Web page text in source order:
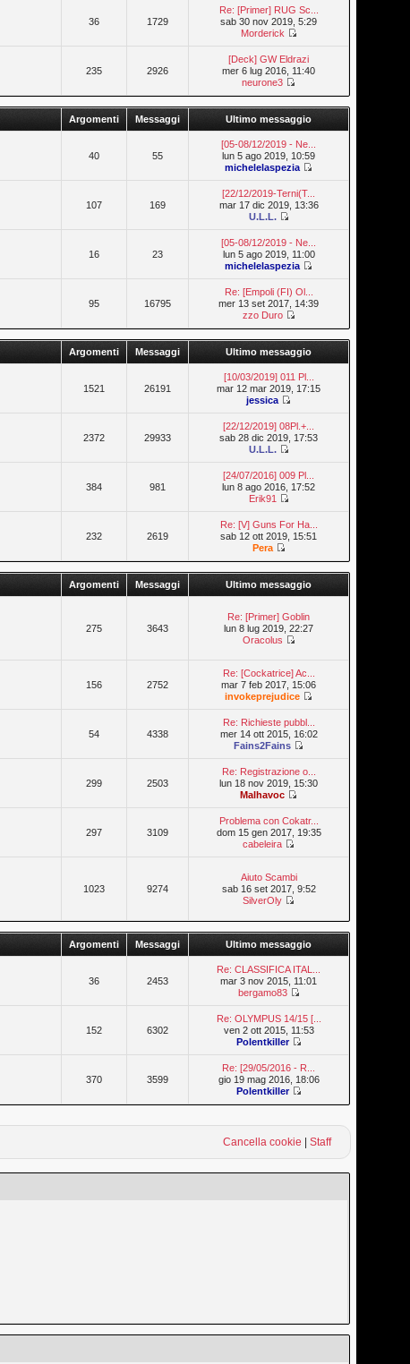
36 1729
Re: [Primer] RUG Sc...
sab 30 nov 2019, 5:29
Morderick
235 2926
[Deck] GW Eldrazi
mer 6 lug 2016, 11:40
neurone3
Argomenti Messaggi Ultimo messaggio
40 55
[05-08/12/2019 - Ne...
lun 5 ago 2019, 10:59
michelelaspezia
107 169
[22/12/2019-Terni(T...
mar 17 dic 2019, 13:36
U.L.L.
16 23
[05-08/12/2019 - Ne...
lun 5 ago 2019, 11:00
michelelaspezia
95 16795
Re: [Empoli (FI) Ol...
mer 13 set 2017, 14:39
zzo Duro
Argomenti Messaggi Ultimo messaggio
1521 26191
[10/03/2019] 011 Pl...
mar 12 mar 2019, 17:15
jessica
2372 29933
[22/12/2019] 08Pl.+...
sab 28 dic 2019, 17:53
U.L.L.
384 981
[24/07/2016] 009 Pl...
lun 8 ago 2016, 17:52
Erik91
232 2619
Re: [V] Guns For Ha...
sab 12 ott 2019, 15:51
Pera
Argomenti Messaggi Ultimo messaggio
275 3643
Re: [Primer] Goblin
lun 8 lug 2019, 22:27
Oracolus
156 2752
Re: [Cockatrice] Ac...
mar 7 feb 2017, 15:06
invokeprejudice
54 4338
Re: Richieste pubbl...
mer 14 ott 2015, 16:02
Fains2Fains
299 2503
Re: Registrazione o...
lun 18 nov 2019, 15:30
Malhavoc
297 3109
Problema con Cokatr...
dom 15 gen 2017, 19:35
cabeleira
1023 9274
Aiuto Scambi
sab 16 set 2017, 9:52
SilverOly
Argomenti Messaggi Ultimo messaggio
36 2453
Re: CLASSIFICA ITAL...
mar 3 nov 2015, 11:01
bergamo83
152 6302
Re: OLYMPUS 14/15 [...
ven 2 ott 2015, 11:53
Polentkiller
370 3599
Re: [29/05/2016 - R...
gio 19 mag 2016, 18:06
Polentkiller
Cancella cookie Staff